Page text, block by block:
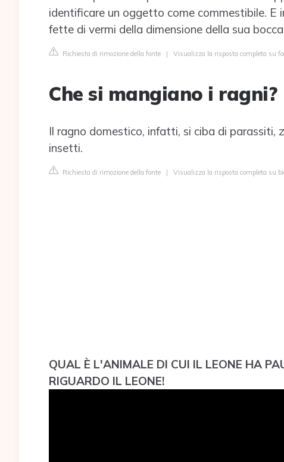
identificare un oggetto come commestibile. E
fette di vermi della dimensione della sua
Richiesta di rimozione della fonte | Visualizza la risposta completa su
Che si mangiano i ragni?
Il ragno domestico, infatti, si ciba di parassiti,
insetti.
Richiesta di rimozione della fonte | Visualizza la risposta completa su
QUAL È L'ANIMALE DI CUI IL LEONE HA
RIGUARDO IL LEONE!